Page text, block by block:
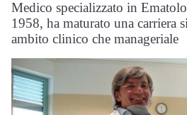
Medico specializzato in
1958, ha maturato una carriera
ambito clinico che manageriale